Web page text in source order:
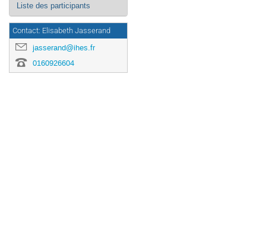
Liste des participants
Contact: Elisabeth Jasserand
jasserand@ihes.fr
0160926604